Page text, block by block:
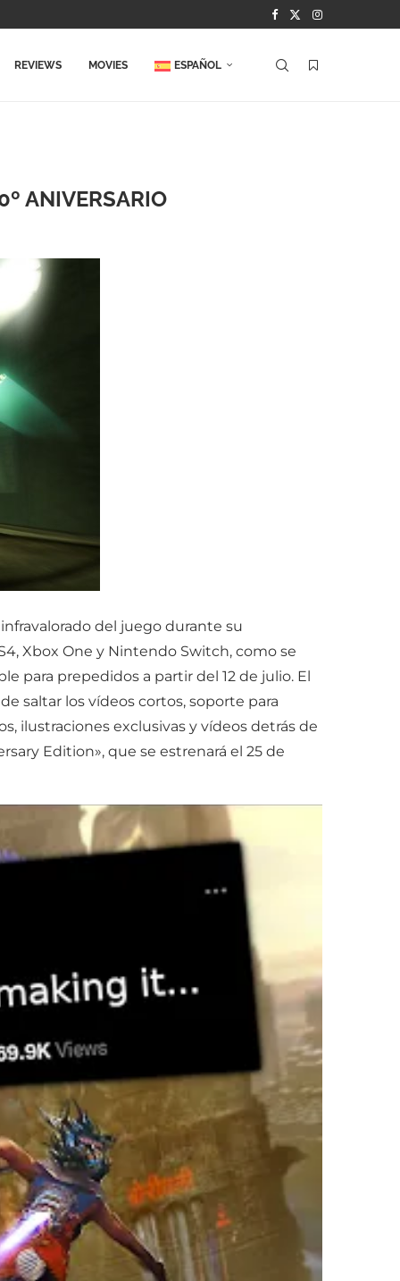
REVIEWS MOVIES ESPAÑOL
ANIVERSARIO
del juego durante su
Xbox One y Nintendo Switch, como se
para prepedidos a partir del 12 de julio. El
saltar los vídeos cortos, soporte para
ilustraciones exclusivas y vídeos detrás de
Edition», que se estrenará el 25 de